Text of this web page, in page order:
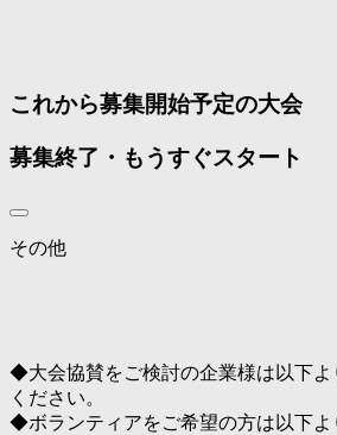
これから募集開始予定の大会
募集終了・もうすぐスタート
その他
◆大会協賛をご検討の企業様は以下よ
ください。
◆ボランティアをご希望の方は以下よ